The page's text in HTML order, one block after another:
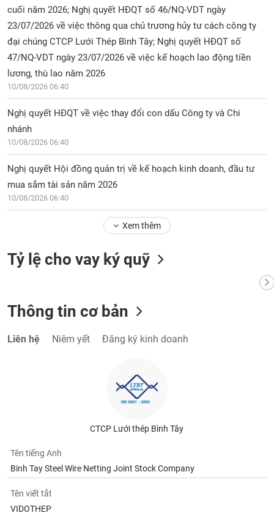
cuối năm 2026; Nghị quyết HĐQT số 46/NQ-VDT ngày
23/07/2026 về việc thông qua chủ trương hủy tư cách công ty
đại chúng CTCP Lưới Thép Bình Tây; Nghị quyết HĐQT số
47/NQ-VDT ngày 23/07/2026 về việc kế hoạch lao động tiền
lương, thù lao năm 2026
10/08/2026 06:40
Nghị quyết HĐQT về việc thay đổi con dấu Công ty và Chi
nhánh
10/08/2026 06:40
Nghị quyết Hội đồng quản trị về kế hoạch kinh doanh, đầu tư
mua sắm tài sản năm 2026
10/08/2026 06:40
Xem thêm
Tỷ lệ cho vay ký quỹ
Thông tin cơ bản
Liên hệ Niêm yết Đăng ký kinh doanh
CTCP Lưới thép Bình Tây
Tên tiếng Anh
Binh Tay Steel Wire Netting Joint Stock Company
Tên viết tắt
VIDOTHEP
Công
cụ
tư
Truyền
thông
tài
chính
chính